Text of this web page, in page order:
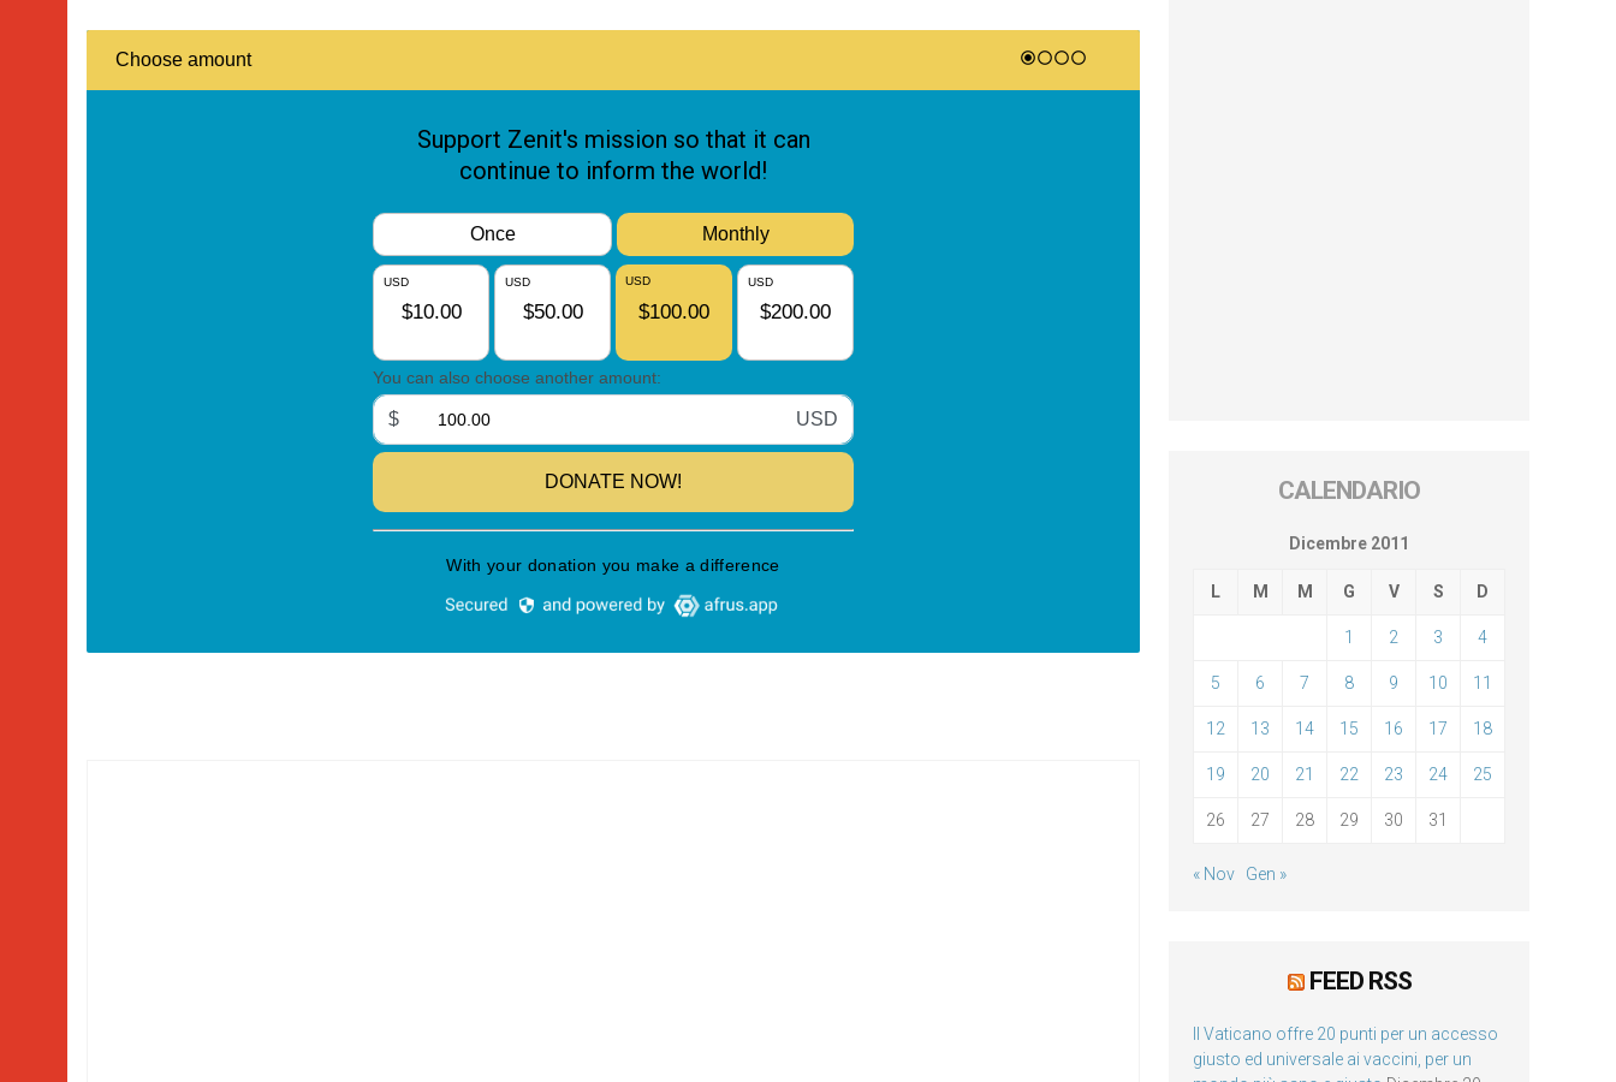
CALENDARIO
Dicembre 2011
L M M G V S D
1 2 3 4
5 6 7 8 9 10 11
12 13 14 15 16 17 18
19 20 21 22 23 24 25
26 27 28 29 30 31
« Nov Gen »
FEED RSS
Il Vaticano offre 20 punti per un accesso
giusto ed universale ai vaccini, per un